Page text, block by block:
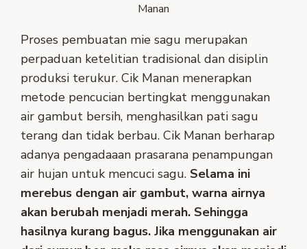
Manan
Proses pembuatan mie sagu merupakan
perpaduan ketelitian tradisional dan disiplin
produksi terukur. Cik Manan menerapkan
metode pencucian bertingkat menggunakan
air gambut bersih, menghasilkan pati sagu
terang dan tidak berbau. Cik Manan berharap
adanya pengadaaan prasarana penampungan
air hujan untuk mencuci sagu. Selama ini
merebus dengan air gambut, warna airnya
akan berubah menjadi merah. Sehingga
hasilnya kurang bagus. Jika menggunakan air